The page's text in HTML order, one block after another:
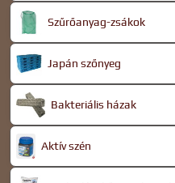
Szűrőanyag-zsákok
Japán szőnyeg
Bakteriális házak
Aktív szén